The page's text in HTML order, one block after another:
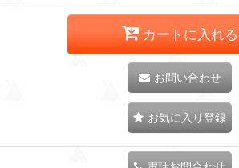
カートに入れる
お問い合わせ
お気に入り登録